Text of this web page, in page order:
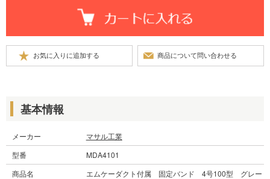
基本情報
メーカー
マサル工業
型番
MDA4101
商品名
エムケーダクト付属 固定バンド 4号100型 グレー